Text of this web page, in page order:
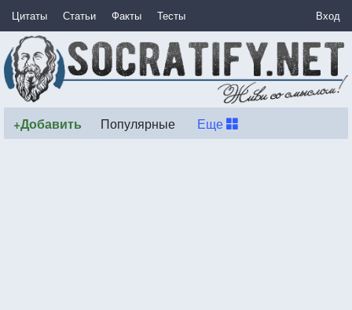
Цитаты Статьи Факты Тесты Вход
+Добавить Популярные Еще